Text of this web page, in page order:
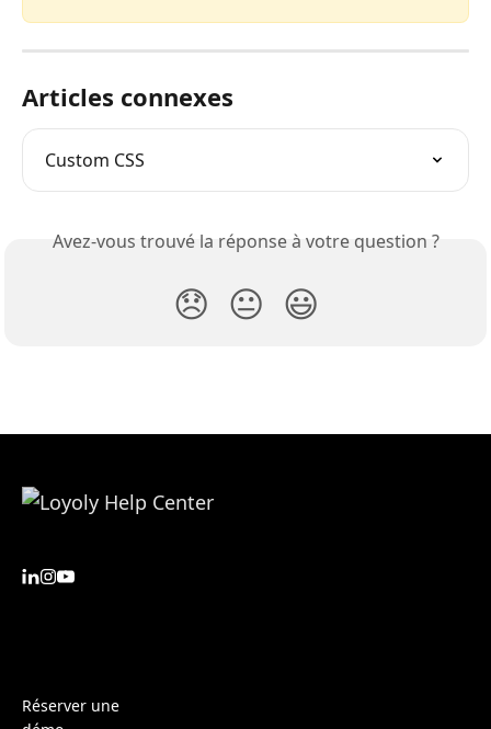
Articles connexes
Custom CSS
Avez-vous trouvé la réponse à votre question ?
😞 😐 😃
Réserver une